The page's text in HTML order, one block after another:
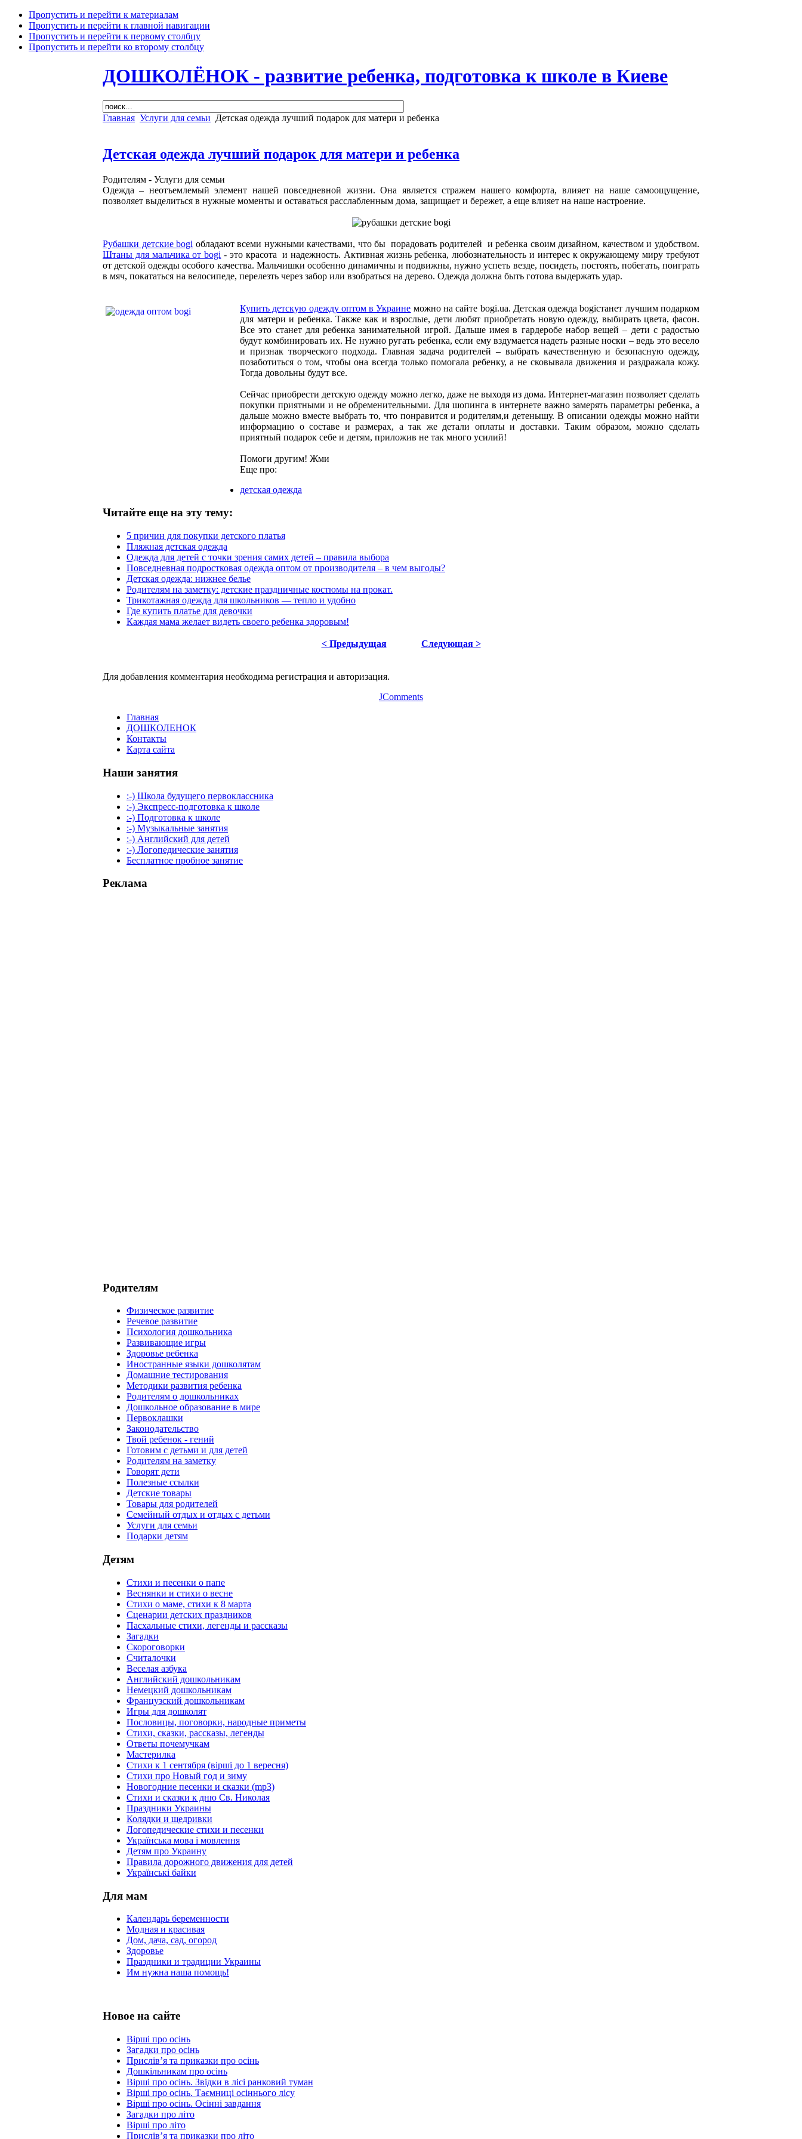
Пропустить и перейти к материалам
Пропустить и перейти к главной навигации
Пропустить и перейти к первому столбцу
Пропустить и перейти ко второму столбцу
ДОШКОЛЁНОК - развитие ребенка, подготовка к школе в Киеве
Главная Услуги для семьи Детская одежда лучший подарок для матери и ребенка
Детская одежда лучший подарок для матери и ребенка
Родителям - Услуги для семьи
Одежда – неотъемлемый элемент нашей повседневной жизни. Она является стражем нашего комфорта, влияет на наше самоощущение,
позволяет выделиться в нужные моменты и оставаться расслабленным дома, защищает и бережет, а еще влияет на наше настроение.
Рубашки детские bogi обладают всеми нужными качествами, что бы порадовать родителей и ребенка своим дизайном, качеством и удобством.
Штаны для мальчика от bogi - это красота и надежность. Активная жизнь ребенка, любознательность и интерес к окружающему миру требуют
от детской одежды особого качества. Мальчишки особенно динамичны и подвижны, нужно успеть везде, посидеть, постоять, побегать, поиграть
в мяч, покататься на велосипеде, перелезть через забор или взобраться на дерево. Одежда должна быть готова выдержать удар.
Купить детскую одежду оптом в Украине можно на сайте bogi.ua. Детская одежда bogiстанет лучшим подарком
для матери и ребенка. Также как и взрослые, дети любят приобретать новую одежду, выбирать цвета, фасон.
Все это станет для ребенка занимательной игрой. Дальше имея в гардеробе набор вещей – дети с радостью
будут комбинировать их. Не нужно ругать ребенка, если ему вздумается надеть разные носки – ведь это весело
и признак творческого подхода. Главная задача родителей – выбрать качественную и безопасную одежду,
позаботиться о том, чтобы она всегда только помогала ребенку, а не сковывала движения и раздражала кожу.
Тогда довольны будут все.
Сейчас приобрести детскую одежду можно легко, даже не выходя из дома. Интернет-магазин позволяет сделать
покупки приятными и не обременительными. Для шопинга в интернете важно замерять параметры ребенка, а
дальше можно вместе выбрать то, что понравится и родителям,и детенышу. В описании одежды можно найти
информацию о составе и размерах, а так же детали оплаты и доставки. Таким образом, можно сделать
приятный подарок себе и детям, приложив не так много усилий!
Помоги другим! Жми
Еще про:
детская одежда
Читайте еще на эту тему:
5 причин для покупки детского платья
Пляжная детская одежда
Одежда для детей с точки зрения самих детей – правила выбора
Повседневная подростковая одежда оптом от производителя – в чем выгоды?
Детская одежда: нижнее белье
Родителям на заметку: детские праздничные костюмы на прокат.
Трикотажная одежда для школьников — тепло и удобно
Где купить платье для девочки
Каждая мама желает видеть своего ребенка здоровым!
< Предыдущая Следующая >
Для добавления комментария необходима регистрация и авторизация.
JComments
Главная
ДОШКОЛЕНОК
Контакты
Карта сайта
Наши занятия
:-) Школа будущего первоклассника
:-) Экспресс-подготовка к школе
:-) Подготовка к школе
:-) Музыкальные занятия
:-) Английский для детей
:-) Логопедические занятия
Бесплатное пробное занятие
Реклама
Родителям
Физическое развитие
Речевое развитие
Психология дошкольника
Развивающие игры
Здоровье ребенка
Иностранные языки дошколятам
Домашние тестирования
Методики развития ребенка
Родителям о дошкольниках
Дошкольное образование в мире
Первоклашки
Законодательство
Твой ребенок - гений
Готовим с детьми и для детей
Родителям на заметку
Говорят дети
Полезные ссылки
Детские товары
Товары для родителей
Семейный отдых и отдых с детьми
Услуги для семьи
Подарки детям
Детям
Стихи и песенки о папе
Веснянки и стихи о весне
Стихи о маме, стихи к 8 марта
Сценарии детских праздников
Пасхальные стихи, легенды и рассказы
Загадки
Скороговорки
Считалочки
Веселая азбука
Английский дошкольникам
Немецкий дошкольникам
Французский дошкольникам
Игры для дошколят
Пословицы, поговорки, народные приметы
Стихи, сказки, рассказы, легенды
Ответы почемучкам
Мастерилка
Стихи к 1 сентября (вірші до 1 вересня)
Стихи про Новый год и зиму
Новогодние песенки и сказки (mp3)
Стихи и сказки к дню Св. Николая
Праздники Украины
Колядки и щедривки
Логопедические стихи и песенки
Українська мова і мовлення
Детям про Украину
Правила дорожного движения для детей
Українські байки
Для мам
Календарь беременности
Модная и красивая
Дом, дача, сад, огород
Здоровье
Праздники и традиции Украины
Им нужна наша помощь!
Новое на сайте
Вірші про осінь
Загадки про осінь
Прислів’я та приказки про осінь
Дошкільникам про осінь
Вірші про осінь. Звідки в лісі ранковий туман
Вірші про осінь. Таємниці осіннього лісу
Вірші про осінь. Осінні завдання
Загадки про літо
Вірші про літо
Прислів’я та приказки про літо